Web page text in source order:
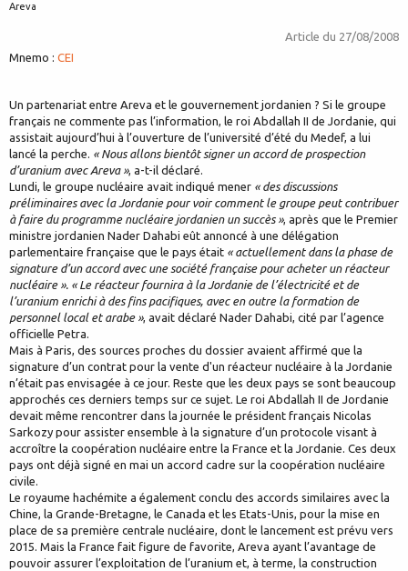
Areva
Article du 27/08/2008
Mnemo : CEI
Un partenariat entre Areva et le gouvernement jordanien ? Si le groupe
français ne commente pas l’information, le roi Abdallah II de Jordanie, qui
assistait aujourd’hui à l’ouverture de l’université d’été du Medef, a lui
lancé la perche. « Nous allons bientôt signer un accord de prospection
d’uranium avec Areva », a-t-il déclaré.
Lundi, le groupe nucléaire avait indiqué mener « des discussions
préliminaires avec la Jordanie pour voir comment le groupe peut contribuer
à faire du programme nucléaire jordanien un succès », après que le Premier
ministre jordanien Nader Dahabi eût annoncé à une délégation
parlementaire française que le pays était « actuellement dans la phase de
signature d’un accord avec une société française pour acheter un réacteur
nucléaire ». « Le réacteur fournira à la Jordanie de l’électricité et de
l’uranium enrichi à des fins pacifiques, avec en outre la formation de
personnel local et arabe », avait déclaré Nader Dahabi, cité par l’agence
officielle Petra.
Mais à Paris, des sources proches du dossier avaient affirmé que la
signature d’un contrat pour la vente d'un réacteur nucléaire à la Jordanie
n’était pas envisagée à ce jour. Reste que les deux pays se sont beaucoup
approchés ces derniers temps sur ce sujet. Le roi Abdallah II de Jordanie
devait même rencontrer dans la journée le président français Nicolas
Sarkozy pour assister ensemble à la signature d’un protocole visant à
accroître la coopération nucléaire entre la France et la Jordanie. Ces deux
pays ont déjà signé en mai un accord cadre sur la coopération nucléaire
civile.
Le royaume hachémite a également conclu des accords similaires avec la
Chine, la Grande-Bretagne, le Canada et les Etats-Unis, pour la mise en
place de sa première centrale nucléaire, dont le lancement est prévu vers
2015. Mais la France fait figure de favorite, Areva ayant l’avantage de
pouvoir assurer l’exploitation de l’uranium et, à terme, la construction